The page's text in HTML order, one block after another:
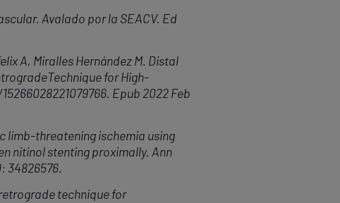
Avalado por la SEACV. Ed
A, Miralles Hernández M. Distal
Technique for High-
Epub 2022 Feb
limb-threatening ischemia using
nitinol stenting proximally. Ann
34826576.
technique for